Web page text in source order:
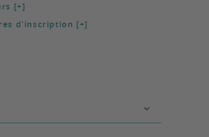
[+]
d'inscription [+]